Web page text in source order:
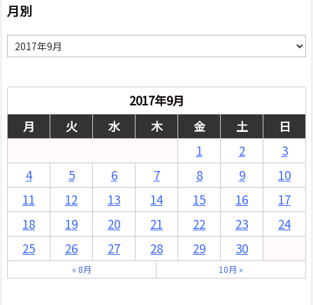
月別
月
別
2017年9月
月
火 水 木 金 土
日
1
2
3
4
5 6 7 8 9
10
11
12 13 14 15 16
17
18
19 20 21 22 23
24
25
26 27 28 29 30
« 8月 10月 »